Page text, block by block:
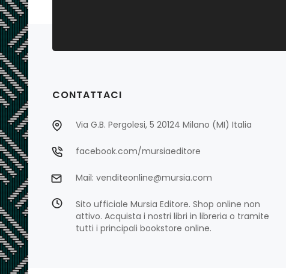
CONTATTACI
Via G.B. Pergolesi, 5 20124 Milano (MI) Italia
facebook.com/mursiaeditore
Mail: venditeonline@mursia.com
Sito ufficiale Mursia Editore. Shop online non
attivo. Acquista i nostri libri in libreria o tramite
tutti i principali bookstore online.